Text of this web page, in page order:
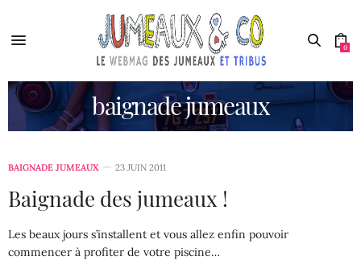
0
baignade jumeaux
BAIGNADE JUMEAUX 23 JUIN 2011
Baignade des jumeaux !
Les beaux jours s’installent et vous allez enfin pouvoir
commencer à profiter de votre piscine…